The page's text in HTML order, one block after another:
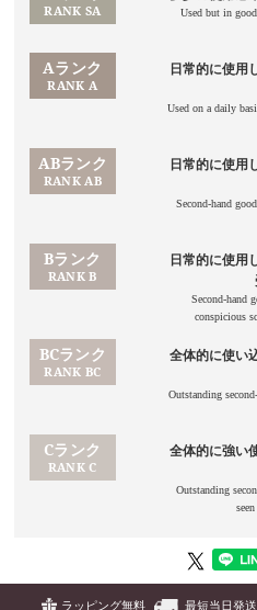
ラッピング無料 最短当日発送